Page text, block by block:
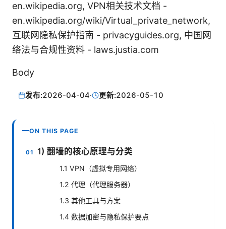
en.wikipedia.org, VPN相关技术文档 -
en.wikipedia.org/wiki/Virtual_private_network,
互联网隐私保护指南 - privacyguides.org, 中国网
络法与合规性资料 - laws.justia.com
Body
发布:2026-04-04· 更新:2026-05-10
ON THIS PAGE
1) 翻墙的核心原理与分类
1.1 VPN（虚拟专用网络）
1.2 代理（代理服务器）
1.3 其他工具与方案
1.4 数据加密与隐私保护要点